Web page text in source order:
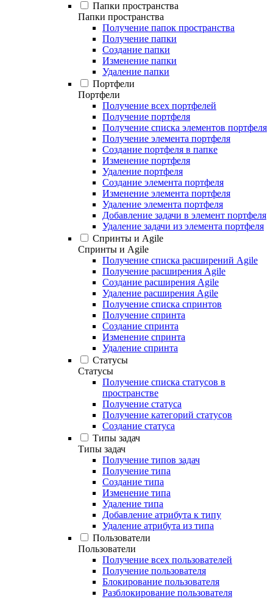
Папки пространства
Папки пространства
Получение папок пространства
Получение папки
Создание папки
Изменение папки
Удаление папки
Портфели
Портфели
Получение всех портфелей
Получение портфеля
Получение списка элементов портфеля
Получение элемента портфеля
Создание портфеля в папке
Изменение портфеля
Удаление портфеля
Создание элемента портфеля
Изменение элемента портфеля
Удаление элемента портфеля
Добавление задачи в элемент портфеля
Удаление задачи из элемента портфеля
Спринты и Agile
Спринты и Agile
Получение списка расширений Agile
Получение расширения Agile
Создание расширения Agile
Удаление расширения Agile
Получение списка спринтов
Получение спринта
Создание спринта
Изменение спринта
Удаление спринта
Статусы
Статусы
Получение списка статусов в
пространстве
Получение статуса
Получение категорий статусов
Создание статуса
Типы задач
Типы задач
Получение типов задач
Получение типа
Создание типа
Изменение типа
Удаление типа
Добавление атрибута к типу
Удаление атрибута из типа
Пользователи
Пользователи
Получение всех пользователей
Получение пользователя
Блокирование пользователя
Разблокирование пользователя